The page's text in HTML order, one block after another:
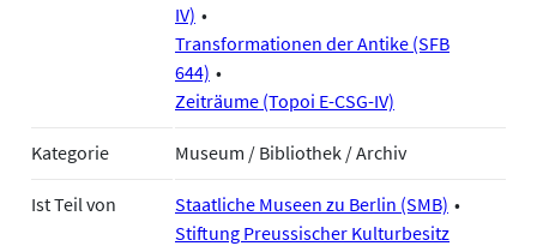
IV)
Transformationen der Antike (SFB
644)
Zeiträume (Topoi E-CSG-IV)
Kategorie Museum / Bibliothek / Archiv
Ist Teil von
Staatliche Museen zu Berlin (SMB)
Stiftung Preussischer Kulturbesitz